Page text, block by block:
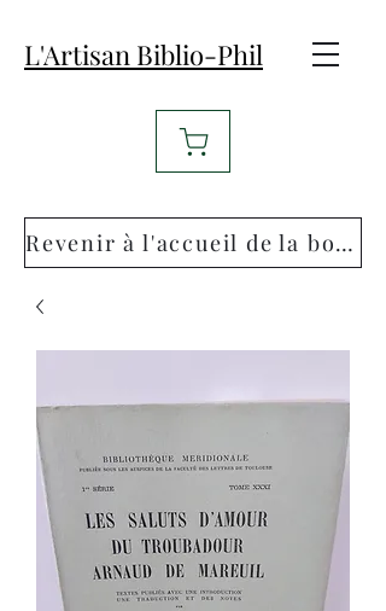
L'Artisan Biblio-Phil
Revenir à l'accueil de la boutique